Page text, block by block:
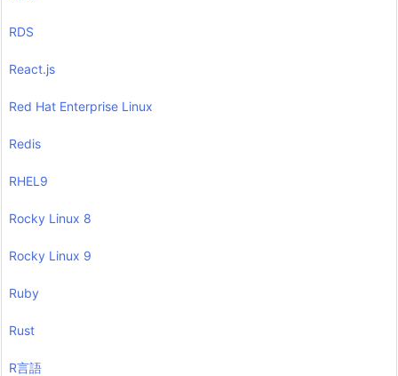
RDS
React.js
Red Hat Enterprise Linux
Redis
RHEL9
Rocky Linux 8
Rocky Linux 9
Ruby
Rust
R言語